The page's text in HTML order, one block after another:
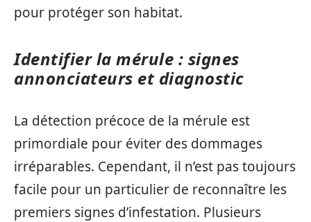
pour protéger son habitat.
Identifier la mérule : signes
annonciateurs et diagnostic
La détection précoce de la mérule est
primordiale pour éviter des dommages
irréparables. Cependant, il n’est pas toujours
facile pour un particulier de reconnaître les
premiers signes d’infestation. Plusieurs